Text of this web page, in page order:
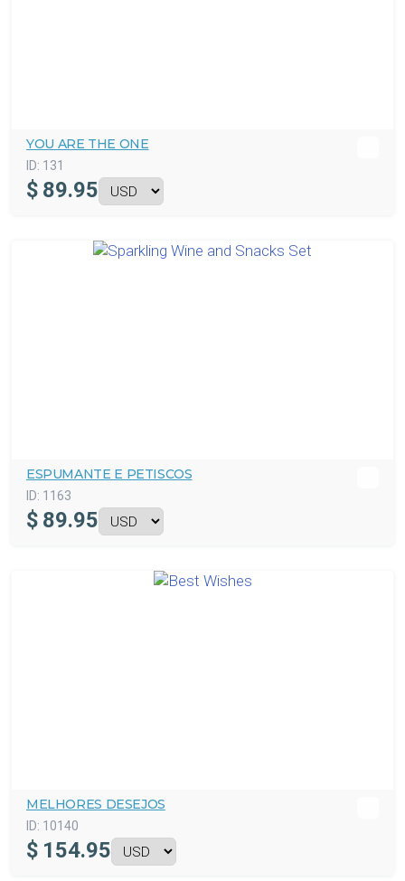
YOU ARE THE ONE
ID: 131
$ 89.95
ESPUMANTE E PETISCOS
ID: 1163
$ 89.95
MELHORES DESEJOS
ID: 10140
$ 154.95